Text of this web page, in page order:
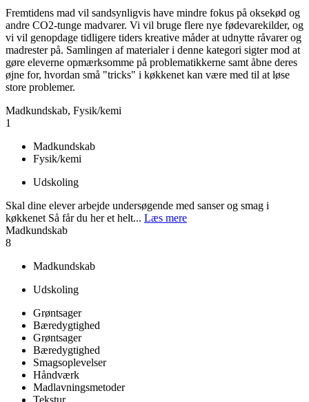
Fremtidens mad vil sandsynligvis have mindre fokus på oksekød og
andre CO2-tunge madvarer. Vi vil bruge flere nye fødevarekilder, og
vi vil genopdage tidligere tiders kreative måder at udnytte råvarer og
madrester på. Samlingen af materialer i denne kategori sigter mod at
gøre eleverne opmærksomme på problematikkerne samt åbne deres
øjne for, hvordan små "tricks" i køkkenet kan være med til at løse
store problemer.
Madkundskab, Fysik/kemi
1
Madkundskab
Fysik/kemi
Udskoling
Skal dine elever arbejde undersøgende med sanser og smag i
køkkenet Så får du her et helt... Læs mere
Madkundskab
8
Madkundskab
Udskoling
Grøntsager
Bæredygtighed
Grøntsager
Bæredygtighed
Smagsoplevelser
Håndværk
Madlavningsmetoder